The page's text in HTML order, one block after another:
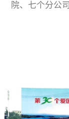
院、七个分公